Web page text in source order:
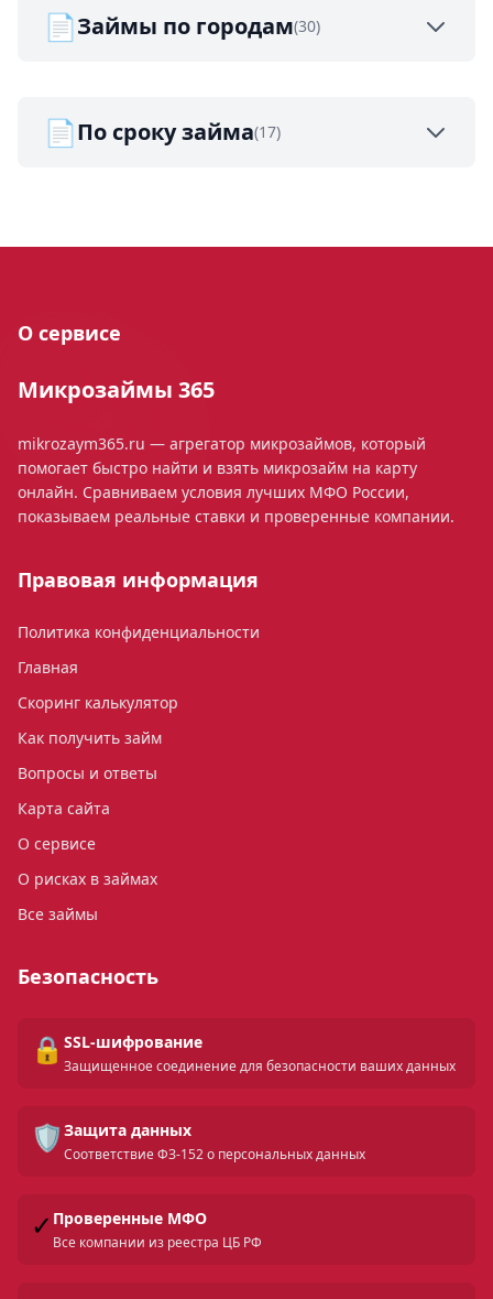
📄Займы по городам(30)
📄По сроку займа(17)
О сервисе
Микрозаймы 365
mikrozaym365.ru — агрегатор микрозаймов, который
помогает быстро найти и взять микрозайм на карту
онлайн. Сравниваем условия лучших МФО России,
показываем реальные ставки и проверенные компании.
Правовая информация
Политика конфиденциальности
Главная
Скоринг калькулятор
Как получить займ
Вопросы и ответы
Карта сайта
О сервисе
О рисках в займах
Все займы
Безопасность
🔒 SSL-шифрование
Защищенное соединение для безопасности ваших данных
🛡️ Защита данных
Соответствие ФЗ-152 о персональных данных
✓ Проверенные МФО
Все компании из реестра ЦБ РФ